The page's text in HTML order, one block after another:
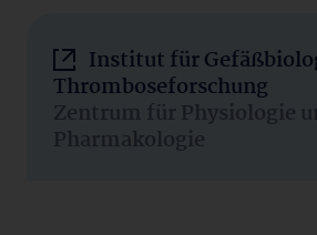
Institut für
Thromboseforschung
Zentrum für Physiologie
Pharmakologie